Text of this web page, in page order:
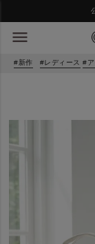
新作 レディース